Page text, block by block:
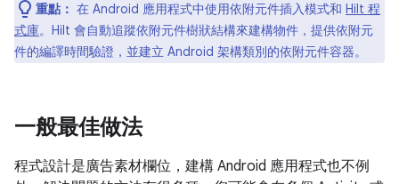
重點： 在 Android 應用程式中使用依附元件插入模式和 Hilt 程
式庫。Hilt 會自動追蹤依附元件樹狀結構來建構物件，提供依附元
件的編譯時間驗證，並建立 Android 架構類別的依附元件容器。
一般最佳做法
程式設計是廣告素材欄位，建構 Android 應用程式也不例